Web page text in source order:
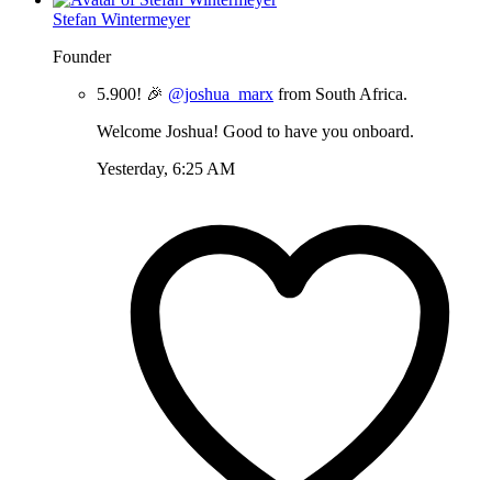
Stefan Wintermeyer
Founder
5.900! 🎉 @joshua_marx from South Africa.
Welcome Joshua! Good to have you onboard.
Yesterday, 6:25 AM